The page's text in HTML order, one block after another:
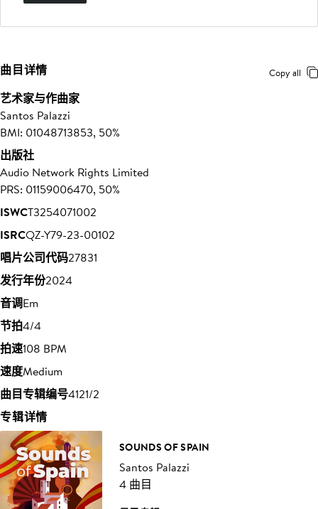
曲目详情 Copy all
艺术家与作曲家
Santos Palazzi
BMI: 01048713853, 50%
出版社
Audio Network Rights Limited
PRS: 01159006470, 50%
ISWCT3254071002
ISRCQZ-Y79-23-00102
唱片公司代码27831
发行年份2024
音调Em
节拍4/4
拍速108 BPM
速度Medium
曲目专辑编号4121/2
专辑详情
SOUNDS OF SPAIN
Santos Palazzi
4 曲目